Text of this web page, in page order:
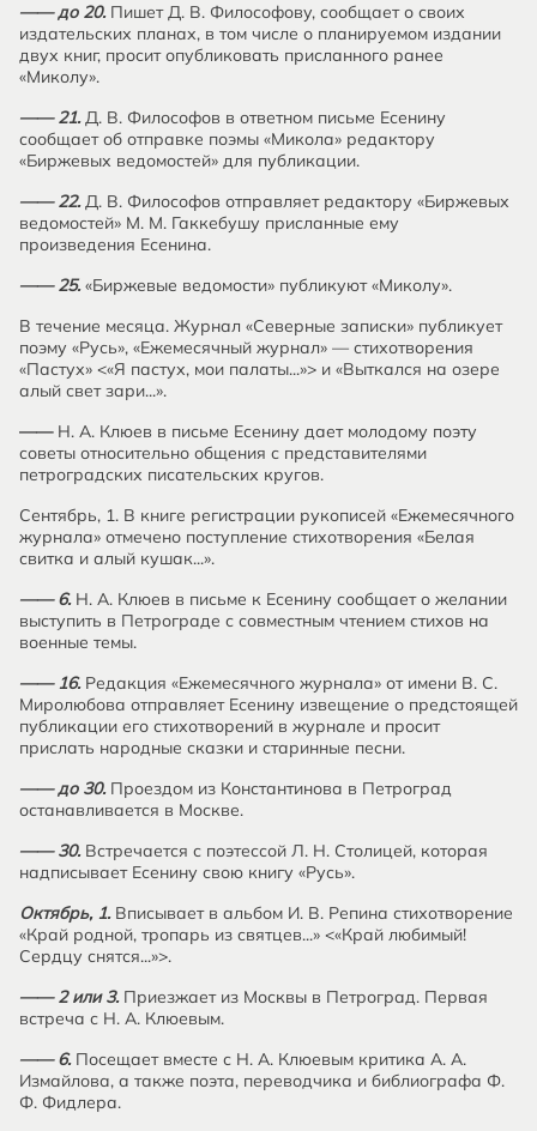
—— до 20.Пишет Д. В. Философову, сообщает о своих
издательских планах, в том числе о планируемом издании
двух книг, просит опубликовать присланного ранее
«Миколу».
—— 21.Д. В. Философов в ответном письме Есенину
сообщает об отправке поэмы «Микола» редактору
«Биржевых ведомостей» для публикации.
—— 22.Д. В. Философов отправляет редактору «Биржевых
ведомостей» М. М. Гаккебушу присланные ему
произведения Есенина.
—— 25.«Биржевые ведомости» публикуют «Миколу».
В течение месяца. Журнал «Северные записки» публикует
поэму «Русь», «Ежемесячный журнал» — стихотворения
«Пастух» <«Я пастух, мои палаты...»> и «Выткался на озере
алый свет зари...».
——Н. А. Клюев в письме Есенину дает молодому поэту
советы относительно общения с представителями
петроградских писательских кругов.
Сентябрь, 1. В книге регистрации рукописей «Ежемесячного
журнала» отмечено поступление стихотворения «Белая
свитка и алый кушак...».
—— 6.Н. А. Клюев в письме к Есенину сообщает о желании
выступить в Петрограде с совместным чтением стихов на
военные темы.
—— 16. Редакция «Ежемесячного журнала» от имени В. С.
Миролюбова отправляет Есенину извещение о предстоящей
публикации его стихотворений в журнале и просит
прислать народные сказки и старинные песни.
—— до 30.Проездом из Константинова в Петроград
останавливается в Москве.
—— 30.Встречается с поэтессой Л. Н. Столицей, которая
надписывает Есенину свою книгу «Русь».
Октябрь, 1. Вписывает в альбом И. В. Репина стихотворение
«Край родной, тропарь из святцев...» <«Край любимый!
Сердцу снятся...»>.
—— 2 или 3. Приезжает из Москвы в Петроград. Первая
встреча с Н. А. Клюевым.
—— 6. Посещает вместе с Н. А. Клюевым критика А. А.
Измайлова, а также поэта, переводчика и библиографа Ф.
Ф. Фидлера.